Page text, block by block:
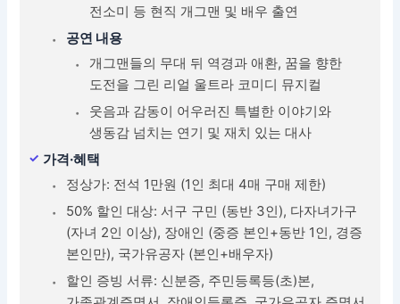
전소미 등 현직 개그맨 및 배우 출연
공연 내용
개그맨들의 무대 뒤 역경과 애환, 꿈을 향한
도전을 그린 리얼 울트라 코미디 뮤지컬
웃음과 감동이 어우러진 특별한 이야기와
생동감 넘치는 연기 및 재치 있는 대사
가격·혜택
정상가: 전석 1만원 (1인 최대 4매 구매 제한)
50% 할인 대상: 서구 구민 (동반 3인), 다자녀가구
(자녀 2인 이상), 장애인 (중증 본인+동반 1인, 경증
본인만), 국가유공자 (본인+배우자)
할인 증빙 서류: 신분증, 주민등록등(초)본,